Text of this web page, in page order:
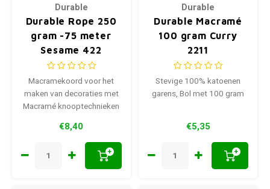
Durable
Durable Rope 250
gram -75 meter
Sesame 422
Macramekoord voor het
maken van decoraties met
Macramé knooptechnieken
€8,40
+
Durable
Durable Macramé
100 gram Curry
2211
Stevige 100% katoenen
garens, Bol met 100 gram
€5,35
+